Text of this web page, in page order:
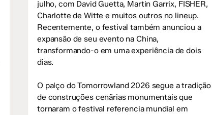
julho, com David Guetta, Martin Garrix, FISHER,
Charlotte de Witte e muitos outros no lineup.
Recentemente, o festival também anunciou a
expansão de seu evento na China,
transformando-o em uma experiência de dois
dias.
O palço do Tomorrowland 2026 segue a tradição
de construções cenãrias monumentais que
tornaram o festival referencia mundial em